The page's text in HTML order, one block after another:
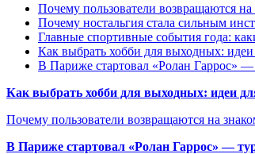
Почему пользователи возвращаются
Почему ностальгия стала сильным
Главные спортивные события года:
Как выбрать хобби для выходных:
В Париже стартовал «Ролан Гаррос» —
Как выбрать хобби для выходных: идеи
Почему пользователи возвращаются на
В Париже стартовал «Ролан Гаррос» —